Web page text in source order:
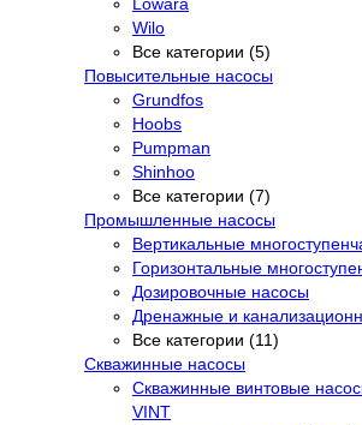
Wilo
Все категории (5)
Повысительные насосы
Grundfos
Hoobs
Pumpman
Shinhoo
Все категории (7)
Промышленные насосы
Вертикальные
Горизонтальные
Дозировочные насосы
Дренажные и
Все категории (11)
Скважинные насосы
Скважинные винтовые
VINT